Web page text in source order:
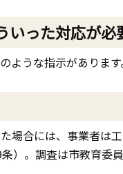
いった対応が必
うな指示があります
場合には、事業者は
）。調査は市教育委